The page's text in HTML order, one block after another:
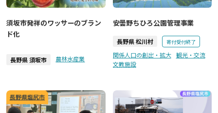
須坂市発祥のワッサーのブラン
ド化
長野県 須坂市 農林水産業
安曇野ちひろ公園管理事業
長野県 松川村 寄付受付終了
関係人口の創出・拡大
観光・交流
文教施設